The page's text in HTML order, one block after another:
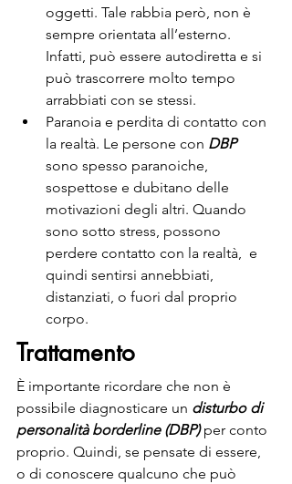
oggetti. Tale rabbia però, non è
sempre orientata all’esterno.
Infatti, può essere autodiretta e si
può trascorrere molto tempo
arrabbiati con se stessi.
Paranoia e perdita di contatto con
la realtà. Le persone con DBP
sono spesso paranoiche,
sospettose e dubitano delle
motivazioni degli altri. Quando
sono sotto stress, possono
perdere contatto con la realtà,  e
quindi sentirsi annebbiati,
distanziati, o fuori dal proprio
corpo.
Trattamento
È importante ricordare che non è
possibile diagnosticare un disturbo di
personalità borderline (DBP) per conto
proprio. Quindi, se pensate di essere,
o di conoscere qualcuno che può